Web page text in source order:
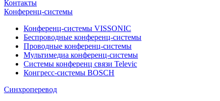
Контакты
Конференц-системы
Конференц-системы VISSONIC
Беспроводные конференц-системы
Проводные конференц-системы
Мультимедиа конференц-системы
Системы конференц связи Televic
Конгресс-системы BOSCH
Синхроперевод